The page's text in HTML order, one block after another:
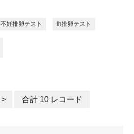
不妊排卵テスト lh排卵テスト
> 合計 10 レコード